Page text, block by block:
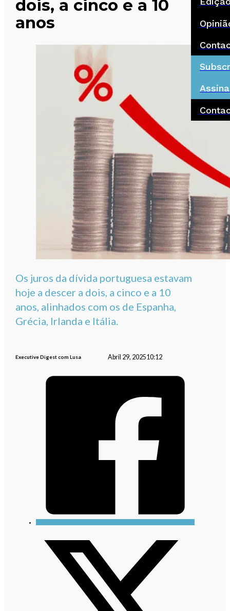
dois, a cinco e a 10
anos
Os juros da dívida portuguesa estavam
hoje a descer a dois, a cinco e a 10
anos, alinhados com os de Espanha,
Grécia, Irlanda e Itália.
Executive Digest com Lusa Abril 29, 202510:12